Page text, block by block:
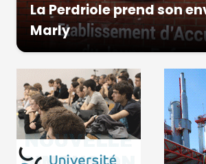
La Perdriole prend son
Marly